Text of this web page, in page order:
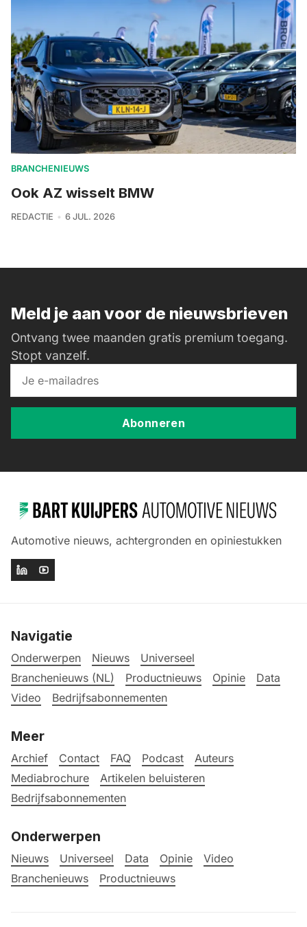
BRANCHENIEUWS
Ook AZ wisselt BMW
REDACTIE 6 JUL. 2026
Meld je aan voor de nieuwsbrieven
Ontvang twee maanden gratis premium toegang.
Stopt vanzelf.
Abonneren
Automotive nieuws, achtergronden en opiniestukken
Navigatie
Onderwerpen Nieuws
Universeel
Branchenieuws (NL)
Productnieuws Opinie
Data
Video
Bedrijfsabonnementen
Meer
Archief Contact FAQ Podcast
Auteurs
Mediabrochure
Artikelen beluisteren
Bedrijfsabonnementen
Onderwerpen
Nieuws Universeel Data Opinie
Video
Branchenieuws
Productnieuws